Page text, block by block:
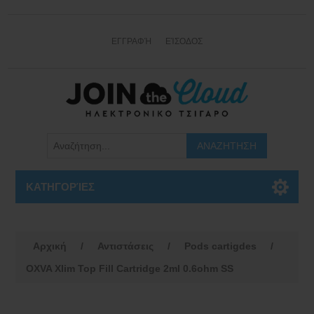
ΕΓΓΡΑΦΉ ΕΊΣΟΔΟΣ
ΚΑΤΗΓΟΡΊΕΣ
Αρχική / Αντιστάσεις / Pods cartigdes
/
OXVA Xlim Top Fill Cartridge 2ml 0.6ohm SS